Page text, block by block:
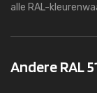
alle RAL-
Andere RAL